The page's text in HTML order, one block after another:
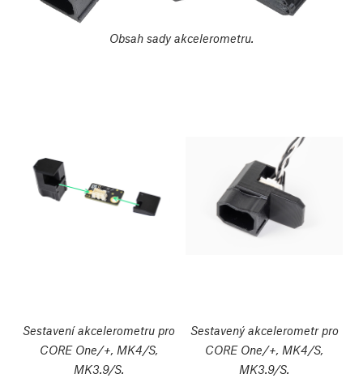
Obsah sady akcelerometru.
Sestavení akcelerometru pro
CORE One/+, MK4/S,
MK3.9/S.
Sestavený akcelerometr pro
CORE One/+, MK4/S,
MK3.9/S.